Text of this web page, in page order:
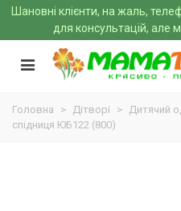
Шановні клієнти, на жаль,
для консультацій, але
Головна > Дітворі > Дитячий
спідниця ЮБ122 (800)